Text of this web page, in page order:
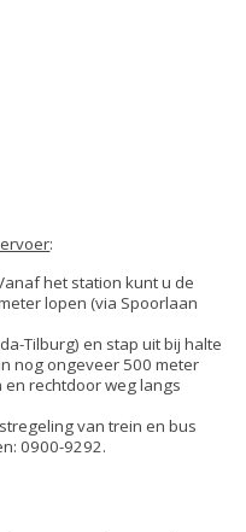
:
het station kunt u de
lopen (via Spoorlaan
Tilburg) en stap uit bij halte
nog ongeveer 500 meter
rechtdoor weg langs
van trein en bus
0900-9292.